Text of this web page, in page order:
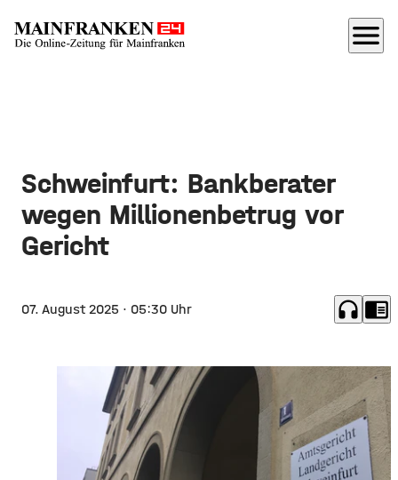
menu
Schweinfurt: Bankberater
wegen Millionenbetrug vor
Gericht
07. August 2025 · 05:30 Uhr headphones chrome_reader_mode